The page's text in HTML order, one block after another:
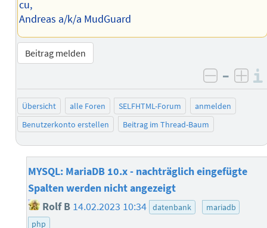
cu,
Andreas a/k/a MudGuard
Beitrag melden
negativ
–
Übersicht alle Foren SELFHTML-Forum
anmelden
Benutzerkonto erstellen
Beitrag im Thread-Baum
MYSQL: MariaDB 10.x - nachträglich eingefügte
Spalten werden nicht angezeigt
Rolf B 14.02.2023 10:34 datenbank
mariadb
php